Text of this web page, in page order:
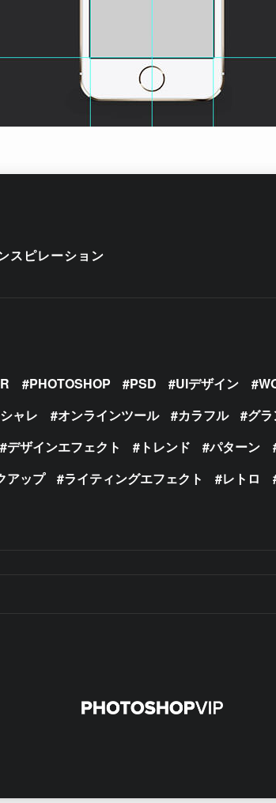
スピレーション
PHOTOSHOP PSD UIデザイン
ャレ オンラインツール カラフル グ
デザインエフェクト トレンド パターン
アップ ライティングエフェクト レトロ